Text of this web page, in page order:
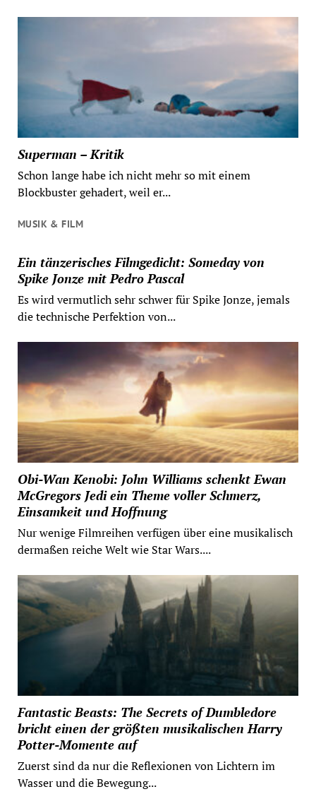
Superman – Kritik
Schon lange habe ich nicht mehr so mit einem
Blockbuster gehadert, weil er...
MUSIK & FILM
Ein tänzerisches Filmgedicht: Someday von
Spike Jonze mit Pedro Pascal
Es wird vermutlich sehr schwer für Spike Jonze, jemals
die technische Perfektion von...
Obi-Wan Kenobi: John Williams schenkt Ewan
McGregors Jedi ein Theme voller Schmerz,
Einsamkeit und Hoffnung
Nur wenige Filmreihen verfügen über eine musikalisch
dermaßen reiche Welt wie Star Wars....
Fantastic Beasts: The Secrets of Dumbledore
bricht einen der größten musikalischen Harry
Potter-Momente auf
Zuerst sind da nur die Reflexionen von Lichtern im
Wasser und die Bewegung...